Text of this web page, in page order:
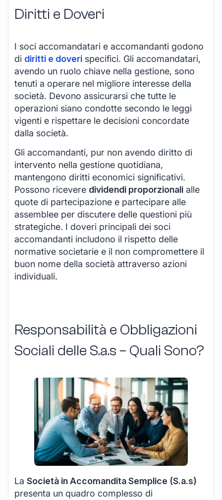
Diritti e Doveri
I soci accomandatari e accomandanti godono
di diritti e doveri specifici. Gli accomandatari,
avendo un ruolo chiave nella gestione, sono
tenuti a operare nel migliore interesse della
società. Devono assicurarsi che tutte le
operazioni siano condotte secondo le leggi
vigenti e rispettare le decisioni concordate
dalla società.
Gli accomandanti, pur non avendo diritto di
intervento nella gestione quotidiana,
mantengono diritti economici significativi.
Possono ricevere dividendi proporzionali alle
quote di partecipazione e partecipare alle
assemblee per discutere delle questioni più
strategiche. I doveri principali dei soci
accomandanti includono il rispetto delle
normative societarie e il non compromettere il
buon nome della società attraverso azioni
individuali.
Responsabilità e Obbligazioni
Sociali delle S.a.s – Quali Sono?
La Società in Accomandita Semplice (S.a.s)
presenta un quadro complesso di